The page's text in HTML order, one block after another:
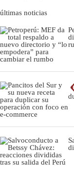
últimas noticias